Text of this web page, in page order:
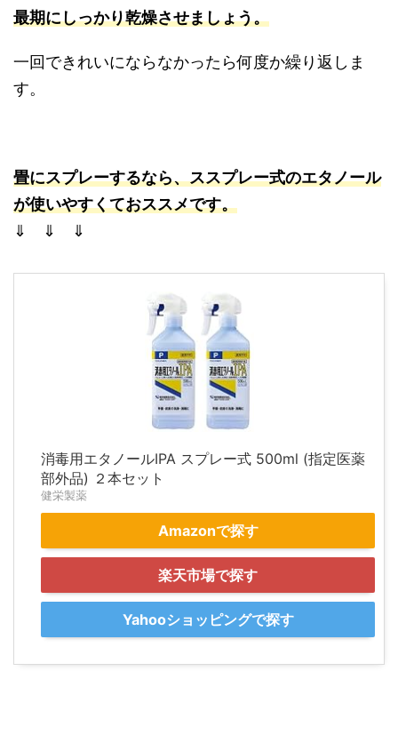
最期にしっかり乾燥させましょう。
一回できれいにならなかったら何度か繰り返しま
す。
畳にスプレーするなら、ススプレー式のエタノール
が使いやすくておススメです。
⇓ ⇓ ⇓
消毒用エタノールIPA スプレー式 500ml (指定医薬
部外品) ２本セット
健栄製薬
Amazonで探す
楽天市場で探す
Yahooショッピングで探す